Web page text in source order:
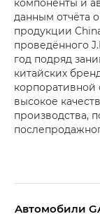
данным отчёта
продукции
проведённого
год подряд
китайских
корпоративной
высокое
производства,
Aвтомобили